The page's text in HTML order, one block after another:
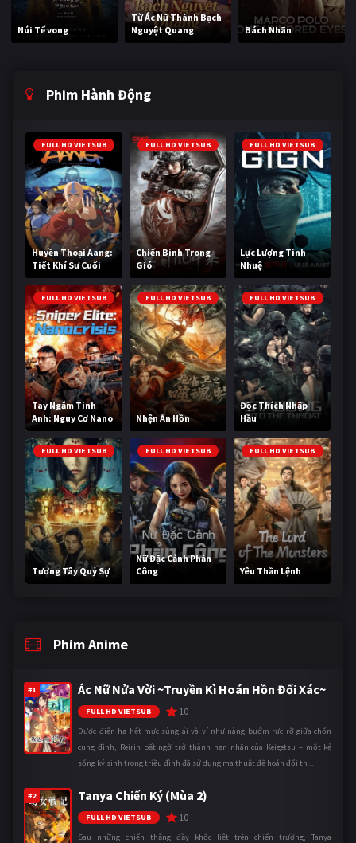
Núi Tế vong
Từ Ác Nữ Thành Bạch
Nguyệt Quang
Bách Nhãn
Phim Hành Động
FULL HD VIETSUB
Huyền Thoại Aang:
Tiết Khí Sư Cuối
Cùng
FULL HD VIETSUB
Chiến Binh Trong
Gió
FULL HD VIETSUB
Lực Lượng Tinh
Nhuệ
FULL HD VIETSUB
Tay Ngắm Tinh
Anh: Nguy Cơ Nano
FULL HD VIETSUB
Nhện Ăn Hồn
FULL HD VIETSUB
Độc Thích Nhập
Hầu
FULL HD VIETSUB
Tương Tây Quỷ Sự
FULL HD VIETSUB
Nữ Đặc Cảnh Phản
Công
FULL HD VIETSUB
Yêu Thần Lệnh
Phim Anime
#1 Ác Nữ Nửa Vời ~Truyền Kì Hoán Hồn Đổi Xác~
FULL HD VIETSUB 10
Được điện hạ hết mực sủng ái và ví như nàng bướm rực rỡ giữa chốn
cung đình, Reirin bất ngờ trở thành nạn nhân của Keigetsu – một kẻ
sống ký sinh trong triều đình đã sử dụng ma thuật để hoán đổi th ...
#2 Tanya Chiến Ký (Mùa 2)
FULL HD VIETSUB 10
Sau những chiến thắng đầy khốc liệt trên chiến trường, Tanya